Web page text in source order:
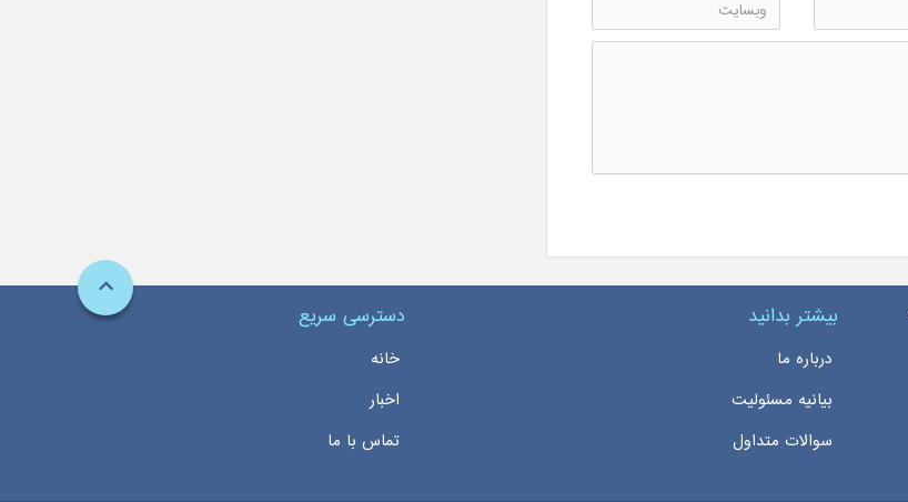
بیشتر بدانید
درباره ما
بیانیه مسئولیت
سوالات متداول
دسترسی سریع
خانه
اخبار
تماس با ما